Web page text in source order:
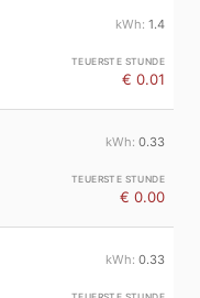
1.4
€ 0.01
0.33
€ 0.00
0.33